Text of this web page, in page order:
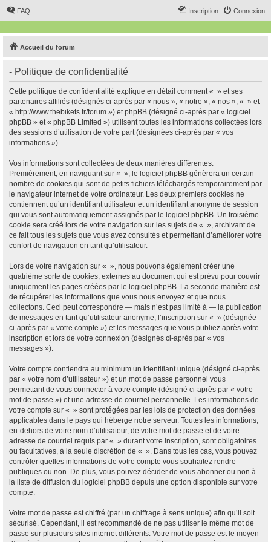
FAQ Connexion
Inscription
Accueil du forum
- Politique de confidentialité
Cette politique de confidentialité explique en détail comment « » et ses
partenaires affiliés (désignés ci-après par « nous », « notre », « nos », « » et
« http://www.thebikets.fr/forum ») et phpBB (désigné ci-après par « logiciel
phpBB » et « phpBB Limited ») utilisent toutes les informations collectées lors
des sessions d’utilisation de votre part (désignées ci-après par « vos
informations »).
Vos informations sont collectées de deux manières différentes.
Premièrement, en naviguant sur « », le logiciel phpBB génèrera un certain
nombre de cookies qui sont de petits fichiers téléchargés temporairement par
le navigateur internet de votre ordinateur. Les deux premiers cookies ne
contiennent qu’un identifiant utilisateur et un identifiant anonyme de session
qui vous sont automatiquement assignés par le logiciel phpBB. Un troisième
cookie sera créé lors de votre navigation sur les sujets de « », archivant de
ce fait tous les sujets que vous avez consultés et permettant d’améliorer votre
confort de navigation en tant qu’utilisateur.
Lors de votre navigation sur « », nous pouvons également créer une
quatrième sorte de cookies, externes au document qui est prévu pour couvrir
uniquement les pages créées par le logiciel phpBB. La seconde manière est
de récupérer les informations que vous nous envoyez et que nous
collectons. Ceci peut correspondre — mais n’est pas limité à — la publication
de messages en tant qu’utilisateur anonyme, l’inscription sur « » (désignée
ci-après par « votre compte ») et les messages que vous publiez après votre
inscription et lors de votre connexion (désignés ci-après par « vos
messages »).
Votre compte contiendra au minimum un identifiant unique (désigné ci-après
par « votre nom d’utilisateur ») et un mot de passe personnel vous
permettant de vous connecter à votre compte (désigné ci-après par « votre
mot de passe ») et une adresse de courriel personnelle. Les informations de
votre compte sur « » sont protégées par les lois de protection des données
applicables dans le pays qui héberge notre serveur. Toutes les informations,
en-dehors de votre nom d’utilisateur, de votre mot de passe et de votre
adresse de courriel requis par « » durant votre inscription, sont obligatoires
ou facultatives, à la seule discrétion de « ». Dans tous les cas, vous pouvez
contrôler quelles informations de votre compte vous souhaitez rendre
publiques ou non. De plus, vous pouvez décider de vous abonner ou non à
la liste de diffusion du logiciel phpBB depuis une option disponible sur votre
compte.
Votre mot de passe est chiffré (par un chiffrage à sens unique) afin qu’il soit
sécurisé. Cependant, il est recommandé de ne pas utiliser le même mot de
passe sur plusieurs sites internet différents. Votre mot de passe est le moyen